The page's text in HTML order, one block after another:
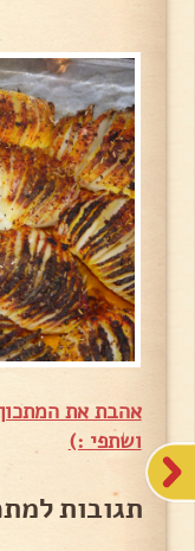
אהבת את
ושתפי :)
תגובות